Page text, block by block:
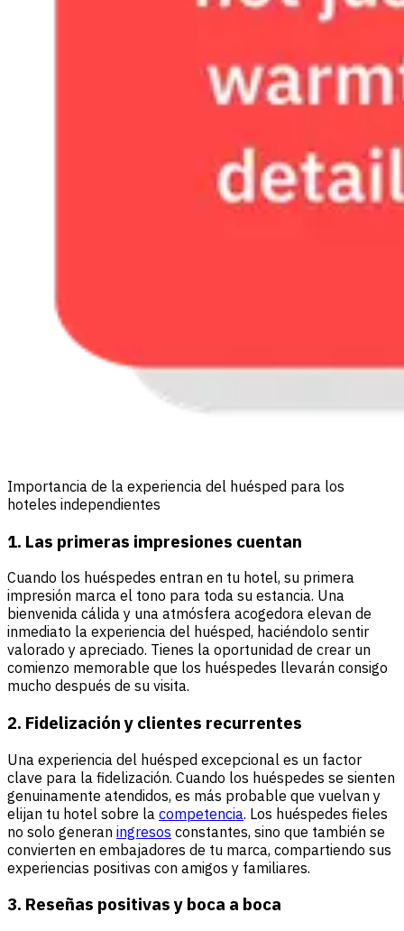
Importancia de la experiencia del huésped para los
hoteles independientes
1. Las primeras impresiones cuentan
Cuando los huéspedes entran en tu hotel, su primera
impresión marca el tono para toda su estancia. Una
bienvenida cálida y una atmósfera acogedora elevan de
inmediato la experiencia del huésped, haciéndolo sentir
valorado y apreciado. Tienes la oportunidad de crear un
comienzo memorable que los huéspedes llevarán consigo
mucho después de su visita.
2. Fidelización y clientes recurrentes
Una experiencia del huésped excepcional es un factor
clave para la fidelización. Cuando los huéspedes se sienten
genuinamente atendidos, es más probable que vuelvan y
elijan tu hotel sobre la competencia. Los huéspedes fieles
no solo generan ingresos constantes, sino que también se
convierten en embajadores de tu marca, compartiendo sus
experiencias positivas con amigos y familiares.
3. Reseñas positivas y boca a boca